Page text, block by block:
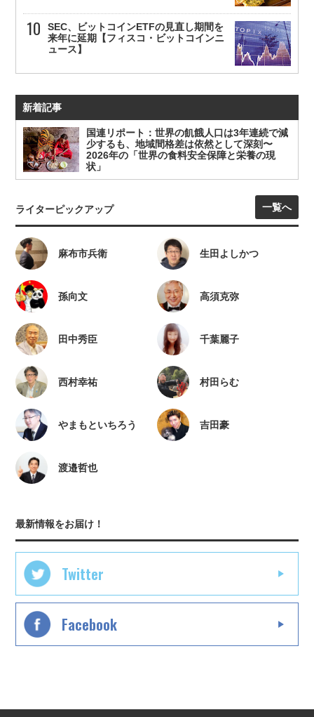
SEC、ビットコインETFの見直し期間を
来年に延期【フィスコ・ビットコインニ
ュース】
新着記事
国連リポート：世界の飢餓人口は3年連続で減
少するも、地域間格差は依然として深刻〜
2026年の「世界の食料安全保障と栄養の現
状」
ライターピックアップ 一覧へ
麻布市兵衛 生田よしかつ
孫向文 高須克弥
田中秀臣 千葉麗子
西村幸祐 村田らむ
やまもといちろう 吉田豪
渡邉哲也
最新情報をお届け！
Twitter
Facebook